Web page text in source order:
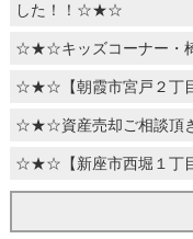
した！！☆★☆
☆★☆キッズコーナー・
☆★☆【朝霞市宮戸２丁
☆★☆資産売却ご相談頂
☆★☆【新座市西堀１丁